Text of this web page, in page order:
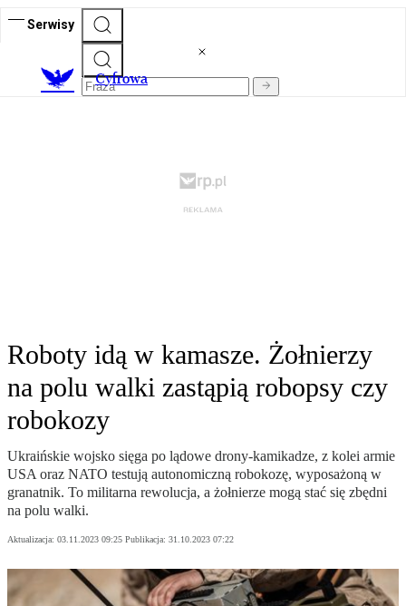
Serwisy
Cyfrowa
Roboty idą w kamasze. Żołnierzy
na polu walki zastąpią robopsy czy
robokozy
Ukraińskie wojsko sięga po lądowe drony-kamikadze, z kolei armie
USA oraz NATO testują autonomiczną robokozę, wyposażoną w
granatnik. To militarna rewolucja, a żołnierze mogą stać się zbędni
na polu walki.
Aktualizacja: 03.11.2023 09:25 Publikacja: 31.10.2023 07:22